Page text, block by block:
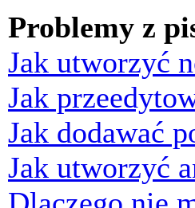
Problemy z
Jak utworzyć
Jak
Jak dodawać
Jak utworzyć